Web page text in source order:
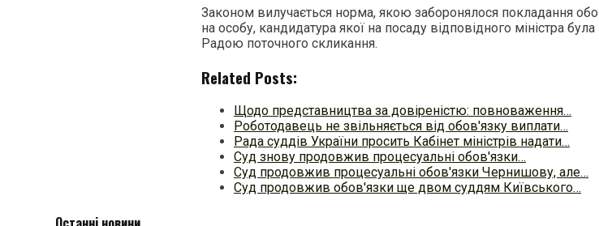
Законом вилучається норма, якою заборонялося покладання
на особу, кандидатура якої на посаду відповідного міністра
Радою поточного скликання.
Related Posts:
Щодо представництва за довіреністю: повноваження…
Роботодавець не звільняється від обов'язку виплати…
Рада суддів України просить Кабінет міністрів надати…
Суд знову продовжив процесуальні обов'язки…
Суд продовжив процесуальні обов'язки Чернишову, але…
Суд продовжив обов'язки ще двом суддям Київського…